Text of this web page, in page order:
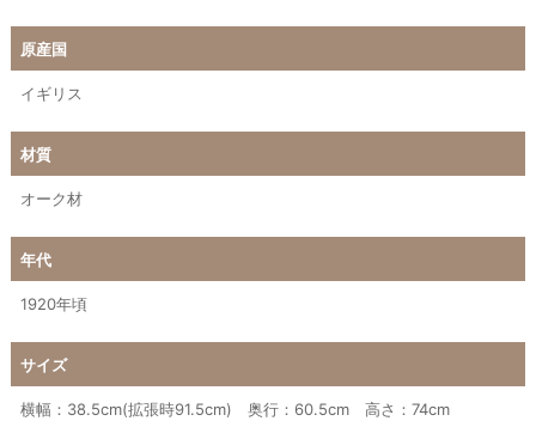
原産国
イギリス
材質
オーク材
年代
1920年頃
サイズ
横幅：38.5cm(拡張時91.5cm) 奥行：60.5cm 高さ：74cm